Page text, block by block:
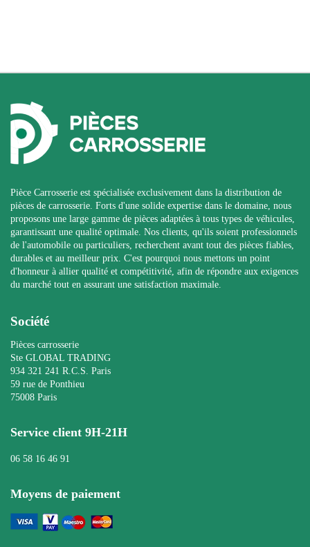
Pièce Carrosserie est spécialisée exclusivement dans la distribution de
pièces de carrosserie. Forts d'une solide expertise dans le domaine, nous
proposons une large gamme de pièces adaptées à tous types de véhicules,
garantissant une qualité optimale. Nos clients, qu'ils soient professionnels
de l'automobile ou particuliers, recherchent avant tout des pièces fiables,
durables et au meilleur prix. C'est pourquoi nous mettons un point
d'honneur à allier qualité et compétitivité, afin de répondre aux exigences
du marché tout en assurant une satisfaction maximale.
Société
Pièces carrosserie
Ste GLOBAL TRADING
934 321 241 R.C.S. Paris
59 rue de Ponthieu
75008 Paris
Service client 9H-21H
06 58 16 46 91
Moyens de paiement